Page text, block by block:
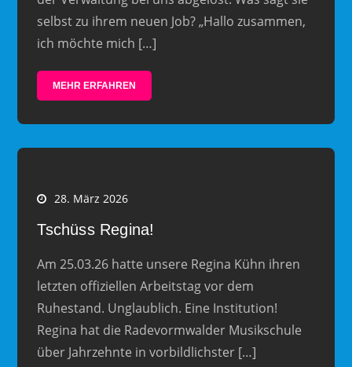
selbst zu ihrem neuen Job? „Hallo zusammen,
ich möchte mich […]
MEHR ERFAHREN
28. März 2026
Tschüss Regina!
Am 25.03.26 hatte unsere Regina Kühn ihren
letzten offiziellen Arbeitstag vor dem
Ruhestand. Unglaublich. Eine Institution!
Regina hat die Radevormwalder Musikschule
über Jahrzehnte in vorbildlichster […]